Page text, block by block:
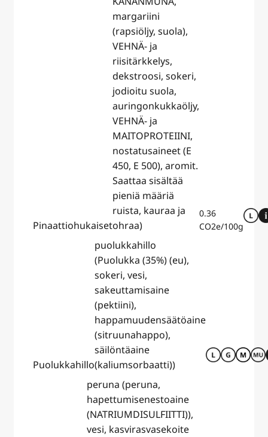
Pinaattiohukaiset
margariini
(rapsiöljy, suola),
VEHNÄ- ja
riisitärkkelys,
dekstroosi, sokeri,
jodioitu suola,
auringonkukkaöljy,
VEHNÄ- ja
MAITOPROTEIINI,
nostatusaineet (E
450, E 500), aromit.
Saattaa sisältää
pieniä määriä
ruista, kauraa ja
ohraa)
0.36
CO2e/100g
Puolukkahillo
puolukkahillo
(Puolukka (35%) (eu),
sokeri, vesi,
sakeuttamisaine
(pektiini),
happamuudensäätöaine
(sitruunahappo),
säilöntäaine
(kaliumsorbaatti))
peruna (peruna,
hapettumisenestoaine
( NATRIUMDISULFIITTI)),
vesi, kasvirasvasekoite